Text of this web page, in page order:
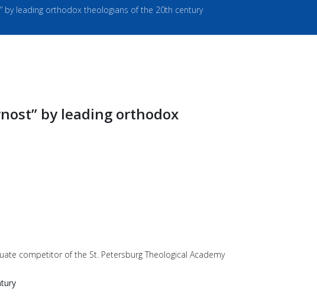
leading orthodox theologians of the 20th century
by leading orthodox
competitor of the St. Petersburg Theological Academy